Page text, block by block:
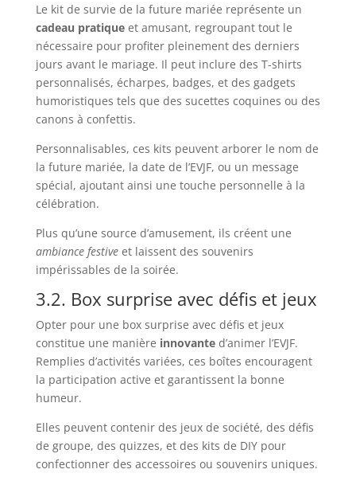
Le kit de survie de la future mariée représente un
cadeau pratiqueet amusant, regroupant tout le
nécessaire pour profiter pleinement des derniers
jours avant le mariage. Il peut inclure des T-shirts
personnalisés, écharpes, badges, et des gadgets
humoristiques tels que des sucettes coquines ou des
canons à confettis.
Personnalisables, ces kits peuvent arborer le nom de
la future mariée, la date de l’EVJF, ou un message
spécial, ajoutant ainsi une touche personnelle à la
célébration.
Plus qu’une source d’amusement, ils créent une
ambiance festiveet laissent des souvenirs
impérissables de la soirée.
3.2. Box surprise avec défis et jeux
Opter pour une box surprise avec défis et jeux
constitue une manière innovanted’animer l’EVJF.
Remplies d’activités variées, ces boîtes encouragent
la participation active et garantissent la bonne
humeur.
Elles peuvent contenir des jeux de société, des défis
de groupe, des quizzes, et des kits de DIY pour
confectionner des accessoires ou souvenirs uniques.